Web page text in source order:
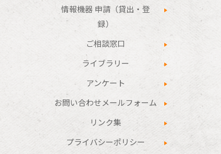
情報機器 申請（貸出・登
録）
ご相談窓口
ライブラリー
アンケート
お問い合わせメールフォーム
リンク集
プライバシーポリシー